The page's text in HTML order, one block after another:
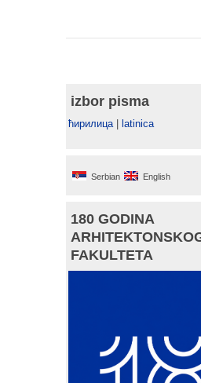
izbor pisma
ћирилица| latinica
Serbian English
180 GODINA
FAKULTETA